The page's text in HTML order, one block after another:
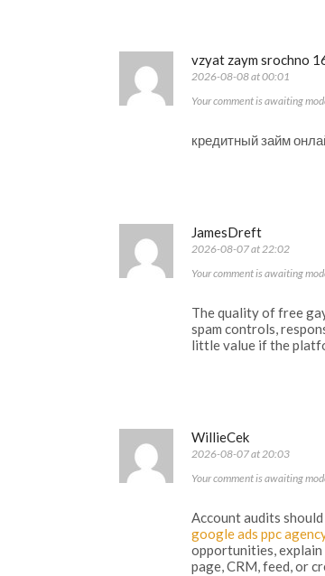
vzyat zaym srochno
2026-08-08 at 00:01
Your comment is awaiting
кредитный займ
JamesDreft
2026-08-07 at 22:02
Your comment is awaiting
The quality of free
spam controls,
little value if the
WillieCek
2026-08-07 at 20:03
Your comment is awaiting
Account audits
google ads ppc
opportunities, explain
page, CRM, feed, or